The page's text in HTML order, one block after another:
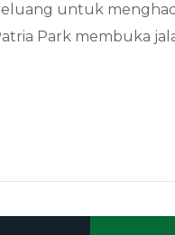
untuk
Park membuka